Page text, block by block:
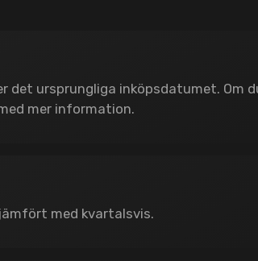
ursprungliga inköpsdatumet. Om
mer information.
med kvartalsvis.